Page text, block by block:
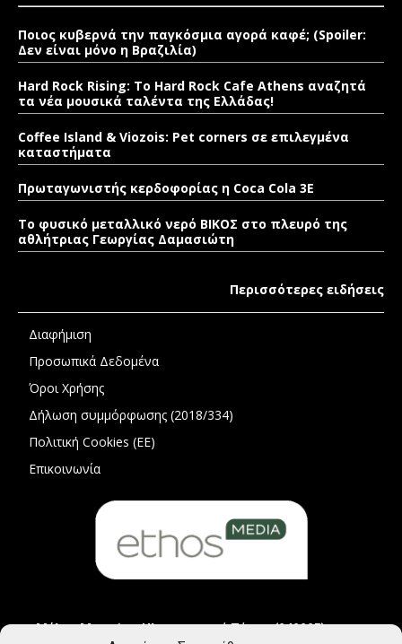
Ποιος κυβερνά την παγκόσμια αγορά καφέ; (Spoiler:
Δεν είναι μόνο η Βραζιλία)
Hard Rock Rising: Το Hard Rock Cafe Athens αναζητά
τα νέα μουσικά ταλέντα της Ελλάδας!
Coffee Island & Viozois: Pet corners σε επιλεγμένα
καταστήματα
Πρωταγωνιστής κερδοφορίας η Coca Cola 3E
Το φυσικό μεταλλικό νερό ΒΙΚΟΣ στο πλευρό της
αθλήτριας Γεωργίας Δαμασιώτη
Περισσότερες ειδήσεις
Διαφήμιση
Προσωπικά Δεδομένα
Όροι Χρήσης
Δήλωση συμμόρφωσης (2018/334)
Πολιτική Cookies (ΕΕ)
Επικοινωνία
Μέλος Μητρώου Ηλεκτρονικού Τύπου (242225)